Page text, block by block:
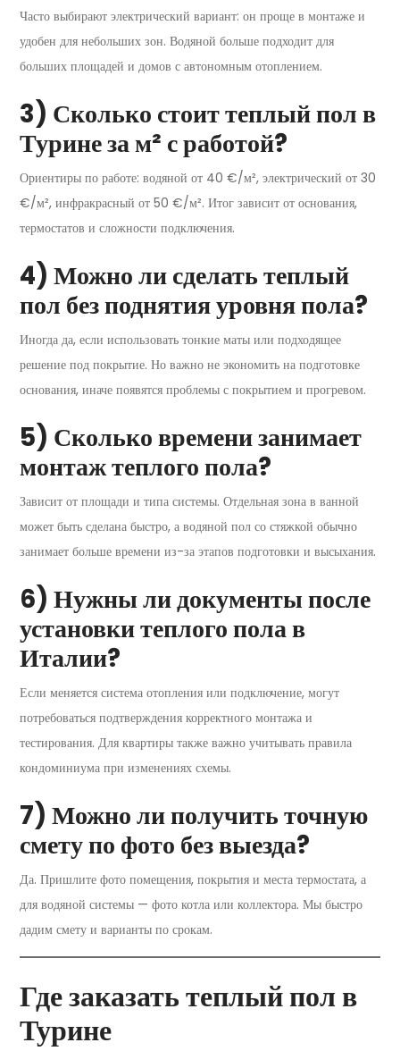
Часто выбирают электрический вариант: он проще в монтаже и
удобен для небольших зон. Водяной больше подходит для
больших площадей и домов с автономным отоплением.
3) Сколько стоит теплый пол в
Турине за м² с работой?
Ориентиры по работе: водяной от 40 €/м², электрический от 30
€/м², инфракрасный от 50 €/м². Итог зависит от основания,
термостатов и сложности подключения.
4) Можно ли сделать теплый
пол без поднятия уровня пола?
Иногда да, если использовать тонкие маты или подходящее
решение под покрытие. Но важно не экономить на подготовке
основания, иначе появятся проблемы с покрытием и прогревом.
5) Сколько времени занимает
монтаж теплого пола?
Зависит от площади и типа системы. Отдельная зона в ванной
может быть сделана быстро, а водяной пол со стяжкой обычно
занимает больше времени из-за этапов подготовки и высыхания.
6) Нужны ли документы после
установки теплого пола в
Италии?
Если меняется система отопления или подключение, могут
потребоваться подтверждения корректного монтажа и
тестирования. Для квартиры также важно учитывать правила
кондоминиума при изменениях схемы.
7) Можно ли получить точную
смету по фото без выезда?
Да. Пришлите фото помещения, покрытия и места термостата, а
для водяной системы — фото котла или коллектора. Мы быстро
дадим смету и варианты по срокам.
Где заказать теплый пол в
Турине